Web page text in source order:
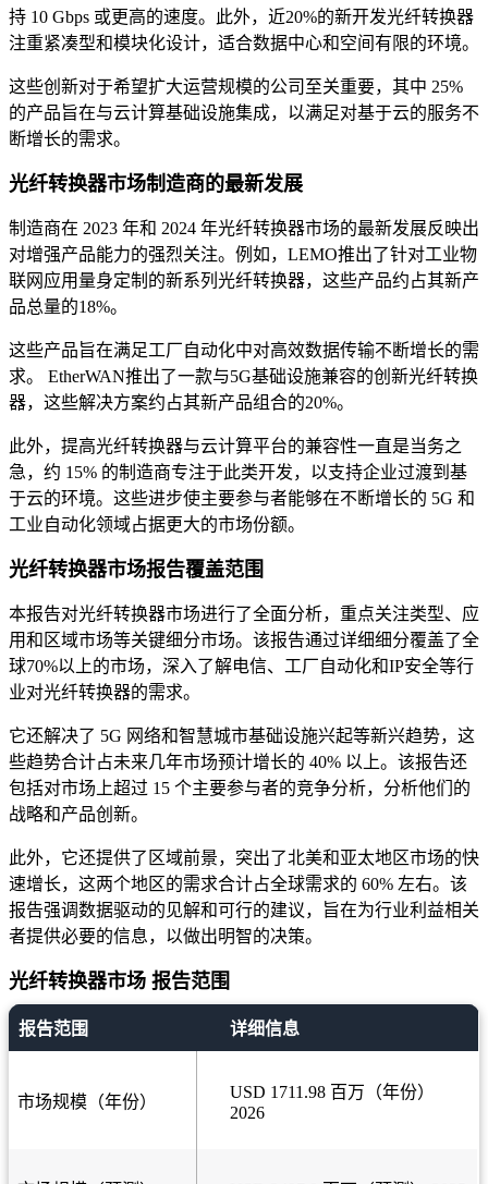
持 10 Gbps 或更高的速度。此外，近20%的新开发光纤转换器
注重紧凑型和模块化设计，适合数据中心和空间有限的环境。
这些创新对于希望扩大运营规模的公司至关重要，其中 25%
的产品旨在与云计算基础设施集成，以满足对基于云的服务不
断增长的需求。
光纤转换器市场制造商的最新发展
制造商在 2023 年和 2024 年光纤转换器市场的最新发展反映出
对增强产品能力的强烈关注。例如，LEMO推出了针对工业物
联网应用量身定制的新系列光纤转换器，这些产品约占其新产
品总量的18%。
这些产品旨在满足工厂自动化中对高效数据传输不断增长的需
求。 EtherWAN推出了一款与5G基础设施兼容的创新光纤转换
器，这些解决方案约占其新产品组合的20%。
此外，提高光纤转换器与云计算平台的兼容性一直是当务之
急，约 15% 的制造商专注于此类开发，以支持企业过渡到基
于云的环境。这些进步使主要参与者能够在不断增长的 5G 和
工业自动化领域占据更大的市场份额。
光纤转换器市场报告覆盖范围
本报告对光纤转换器市场进行了全面分析，重点关注类型、应
用和区域市场等关键细分市场。该报告通过详细细分覆盖了全
球70%以上的市场，深入了解电信、工厂自动化和IP安全等行
业对光纤转换器的需求。
它还解决了 5G 网络和智慧城市基础设施兴起等新兴趋势，这
些趋势合计占未来几年市场预计增长的 40% 以上。该报告还
包括对市场上超过 15 个主要参与者的竞争分析，分析他们的
战略和产品创新。
此外，它还提供了区域前景，突出了北美和亚太地区市场的快
速增长，这两个地区的需求合计占全球需求的 60% 左右。该
报告强调数据驱动的见解和可行的建议，旨在为行业利益相关
者提供必要的信息，以做出明智的决策。
光纤转换器市场 报告范围
报告范围 详细信息
市场规模（年份）
USD 1711.98 百万（年份）
2026